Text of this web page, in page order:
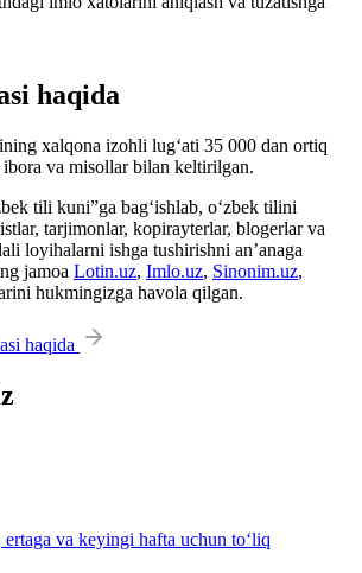
haqida
xalqona izohli lug‘ati 35 000 dan ortiq
ibora va misollar bilan keltirilgan.
tili kuni”ga bag‘ishlab, o‘zbek tilini
tarjimonlar, kopirayterlar, blogerlar va
loyihalarni ishga tushirishni an’anaga
jamoa Lotin.uz, Imlo.uz, Sinonim.uz,
hukmingizga havola qilgan.
haqida
va keyingi hafta uchun to‘liq